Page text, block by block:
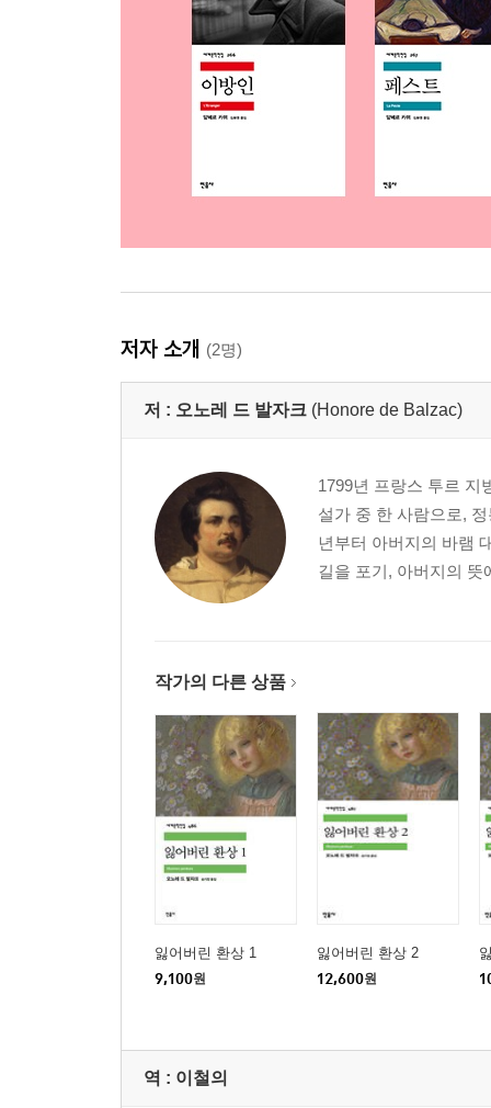
저자 소개 (2명)
저 : 오노레 드 발자크 (Honore de Balzac)
1799년 프랑스 투르 지
설가 중 한 사람으로,
년부터 아버지의 바램
길을 포기, 아버지의 뜻
작가의 다른 상품
잃어버린 환상 1
9,100원
잃어버린 환상 2
12,600원
역 : 이철의